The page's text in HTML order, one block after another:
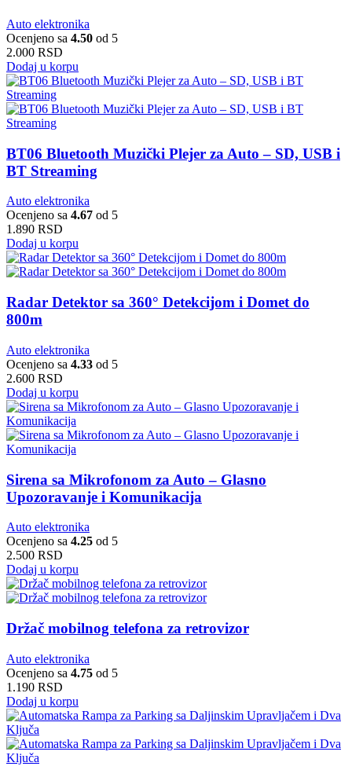
Auto elektronika
Ocenjeno sa 4.50 od 5
2.000 RSD
Dodaj u korpu
BT06 Bluetooth Muzički Plejer za Auto – SD, USB i
BT Streaming
Auto elektronika
Ocenjeno sa 4.67 od 5
1.890 RSD
Dodaj u korpu
Radar Detektor sa 360° Detekcijom i Domet do
800m
Auto elektronika
Ocenjeno sa 4.33 od 5
2.600 RSD
Dodaj u korpu
Sirena sa Mikrofonom za Auto – Glasno
Upozoravanje i Komunikacija
Auto elektronika
Ocenjeno sa 4.25 od 5
2.500 RSD
Dodaj u korpu
Držač mobilnog telefona za retrovizor
Auto elektronika
Ocenjeno sa 4.75 od 5
1.190 RSD
Dodaj u korpu